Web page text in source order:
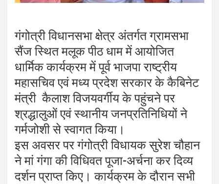
गंगोत्री विधानसभा क्षेत्र अंतर्गत ग्रामसभा
सैंज स्थित मलूक पीठ धाम में आयोजित
धार्मिक कार्यक्रम में पूर्व भाजपा राष्ट्रीय
महासचिव एवं मध्य प्रदेश सरकार के कैबिनेट
मंत्री कैलाश विजयवर्गीय के पहुंचने पर
श्रद्धालुओं एवं स्थानीय जनप्रतिनिधियों ने
गर्मजोशी से स्वागत किया।
इस अवसर पर गंगोत्री विधायक सुरेश चौहान
ने मां गंगा की विधिवत पूजा-अर्चना कर दिव्य
दर्शन प्राप्त किए। कार्यक्रम के दौरान सभी